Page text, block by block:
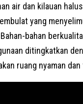
air dan kilauan
yang
bahan
ditingkatkan
ruang nyaman